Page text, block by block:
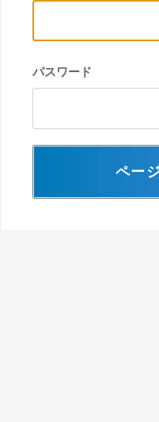
パスワード
ペー